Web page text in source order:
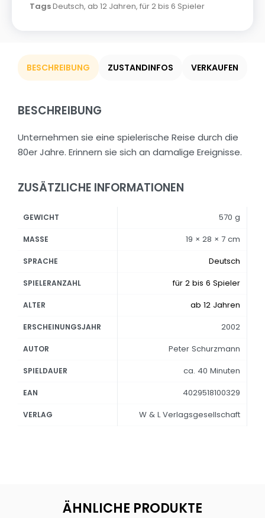
TagsDeutsch, ab 12 Jahren, für 2 bis 6 Spieler
BESCHREIBUNG ZUSTANDINFOS VERKAUFEN
BESCHREIBUNG
Unternehmen sie eine spielerische Reise durch die
80er Jahre. Erinnern sie sich an damalige Ereignisse.
ZUSÄTZLICHE INFORMATIONEN
GEWICHT 570 g
MASSE 19 × 28 × 7 cm
SPRACHE Deutsch
SPIELERANZAHL für 2 bis 6 Spieler
ALTER ab 12 Jahren
ERSCHEINUNGSJAHR 2002
AUTOR Peter Schurzmann
SPIELDAUER ca. 40 Minuten
EAN 4029518100329
VERLAG W & L Verlagsgesellschaft
ÄHNLICHE PRODUKTE